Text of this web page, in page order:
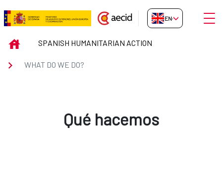
Skip to Main Content
WHAT DO WE DO?
EN-GB
INICIOSPANISH HUMANITARIAN ACTION
WHAT DO WE DO?
Qué hacemos